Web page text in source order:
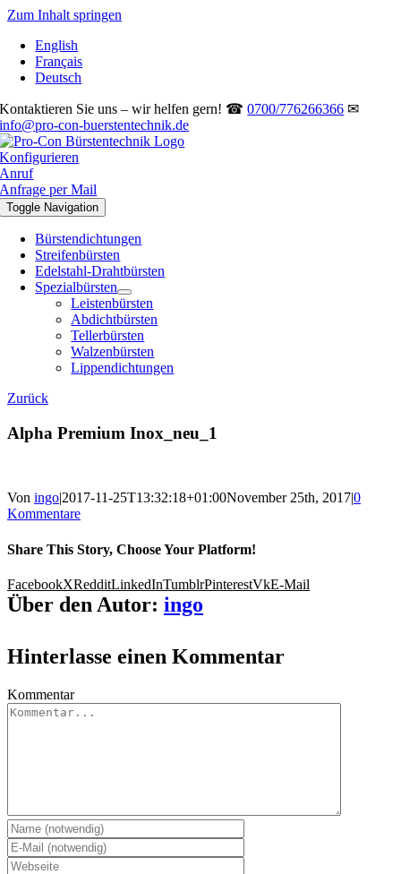
Zum Inhalt springen
English
Français
Deutsch
Kontaktieren Sie uns – wir helfen gern! ☎0700/776266366 ✉
info@pro-con-buerstentechnik.de
Konfigurieren
Anruf
Anfrage per Mail
Toggle Navigation
Bürstendichtungen
Streifenbürsten
Edelstahl-Drahtbürsten
Spezialbürsten
Leistenbürsten
Abdichtbürsten
Tellerbürsten
Walzenbürsten
Lippendichtungen
Zurück
Alpha Premium Inox_neu_1
Von ingo|2017-11-25T13:32:18+01:00November 25th, 2017|0
Kommentare
Share This Story, Choose Your Platform!
FacebookXRedditLinkedInTumblrPinterestVkE-Mail
Über den Autor: ingo
Hinterlasse einen Kommentar
Kommentar